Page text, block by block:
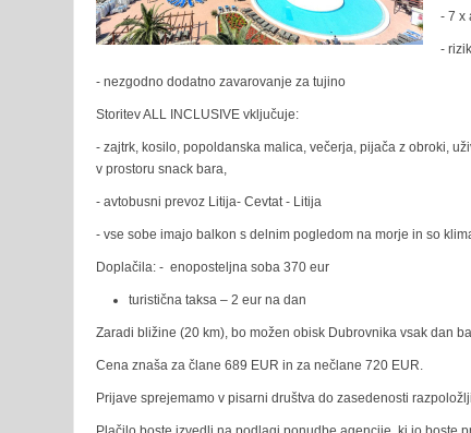
- 7 x
-
- nezgodno dodatno zavarovanje za tujino
Storitev ALL INCLUSIVE vključuje:
- zajtrk, kosilo, popoldanska malica, večerja, pijača z obroki,
v prostoru snack bara,
- avtobusni prevoz Litija- Cevtat - Litija
- vse sobe imajo balkon s delnim pogledom na morje in so
Doplačila: - enoposteljna soba 370 eur
turistična taksa – 2 eur na dan
Zaradi bližine (20 km), bo možen obisk Dubrovnika vsak dan
Cena znaša za člane 689 EUR in za nečlane 720 EUR.
Prijave sprejemamo v pisarni društva do zasedenosti